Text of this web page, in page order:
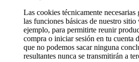
Las cookies técnicamente
las funciones básicas de nuestro
ejemplo, para permitirte reunir
compra o iniciar sesión en tu cuenta
que no podemos sacar ninguna
resultantes nunca se transmitirán a